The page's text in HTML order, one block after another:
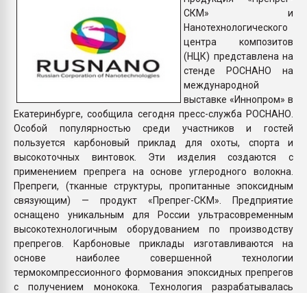
ПЕРЕЙТИ НА
СКМ» и
Нанотехнологического
центра композитов
(НЦК) представлена на
стенде РОСНАНО на
международной
выставке «Иннопром» в
Екатеринбурге, сообщила сегодня пресс-служба РОСНАНО.
Особой популярностью среди участников и гостей
пользуется карбоновый приклад для охоты, спорта и
высокоточных винтовок. Эти изделия создаются с
применением препрега на основе углеродного волокна.
Препреги, (тканные структуры, пропитанные эпоксидным
связующим) — продукт «Препрег-СКМ». Предприятие
оснащено уникальным для России ультрасовременным
высокотехнологичным оборудованием по производству
препрегов. Карбоновые приклады изготавливаются на
основе наиболее совершенной технологии
термокомпрессионного формования эпоксидных препрегов
с получением монокока. Технология разрабатывалась